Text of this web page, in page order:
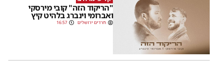
"הריקוד הזה" קובי מירסקי
ואברומי וינברג בלהיט קיץ
חרדים ירושלים 16:57